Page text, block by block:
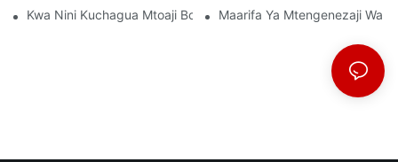
Kwa Nini Kuchagua Mtoaji Bora Wa Filamu Wa BOPP Ni Muhimu
Maarifa Ya Mtengenezaji Wa